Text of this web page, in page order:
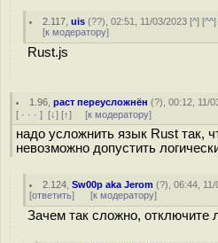
2.117 ,uis (??), 02:51, 11/03/2023 [^] [^^]
[к модератору]
Rust.js
1.96 ,раст переусложнён (?), 00:12, 11/
[ · · · ] [↓] [↑] [к модератору]
надо усложнить язык Rust так,
невозможно допустить
2.124 ,Sw00p aka Jerom (?), 06:44, 11/
[ответить] [к модератору]
Зачем так сложно, отключите